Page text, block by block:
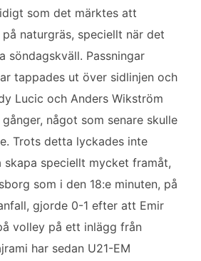
som det märktes att
naturgräs, speciellt när det
söndagskväll. Passningar
tappades ut över sidlinjen och
Lucic och Anders Wikström
något som senare skulle
Trots detta lyckades inte
skapa speciellt mycket framåt,
som i den 18:e minuten, på
gjorde 0-1 efter att Emir
volley på ett inlägg från
har sedan U21-EM